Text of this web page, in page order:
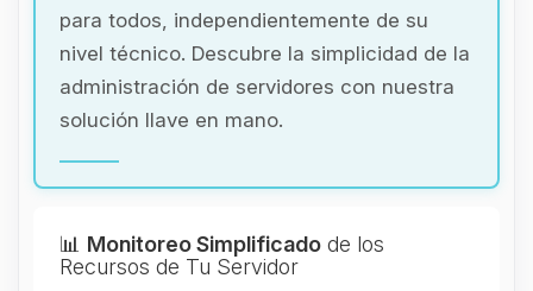
para todos, independientemente de su
nivel técnico. Descubre la simplicidad de la
administración de servidores con nuestra
solución llave en mano.
📊 Monitoreo Simplificado de los
Recursos de Tu Servidor